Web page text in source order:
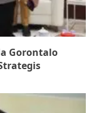
Gorontalo